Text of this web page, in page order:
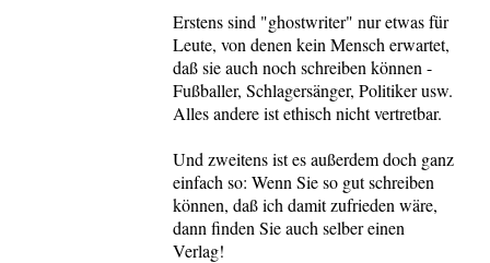
Erstens sind "ghostwriter" nur etwas für
Leute, von denen kein Mensch erwartet,
daß sie auch noch schreiben können -
Fußballer, Schlagersänger, Politiker usw.
Alles andere ist ethisch nicht vertretbar.
Und zweitens ist es außerdem doch ganz
einfach so: Wenn Sie so gut schreiben
können, daß ich damit zufrieden wäre,
dann finden Sie auch selber einen
Verlag!